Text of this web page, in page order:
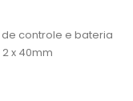
controle e bateria
x 40mm